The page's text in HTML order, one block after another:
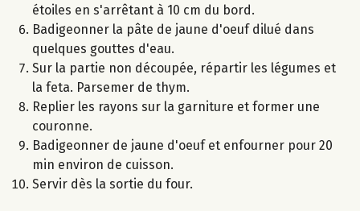
étoiles en s'arrêtant à 10 cm du bord.
Badigeonner la pâte de jaune d'oeuf dilué dans
quelques gouttes d'eau.
Sur la partie non découpée, répartir les légumes et
la feta. Parsemer de thym.
Replier les rayons sur la garniture et former une
couronne.
Badigeonner de jaune d'oeuf et enfourner pour 20
min environ de cuisson.
Servir dès la sortie du four.